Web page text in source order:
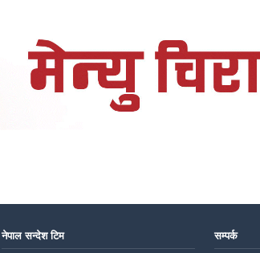
नेपाल सन्देश टिम सम्पर्क